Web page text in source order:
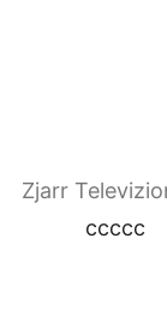
Zjarr
ccccc